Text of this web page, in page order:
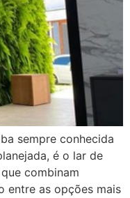
sempre conhecida
é o lar de
combinam
entre as opções mais